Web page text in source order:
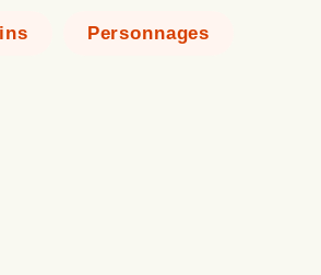
Personnages